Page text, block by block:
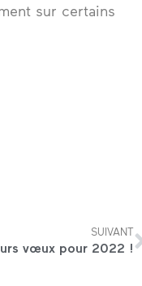
sur certains
SUIVANT
vœux pour 2022 !